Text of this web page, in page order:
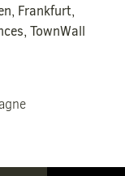
Frankfurt,
TownWall